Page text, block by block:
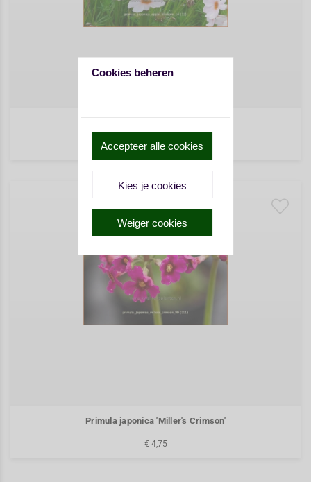
€ 4,75
Primula japonica 'Miller's Crimson'
€ 4,75
Cookies beheren
Accepteer alle cookies
Kies je cookies
Weiger cookies